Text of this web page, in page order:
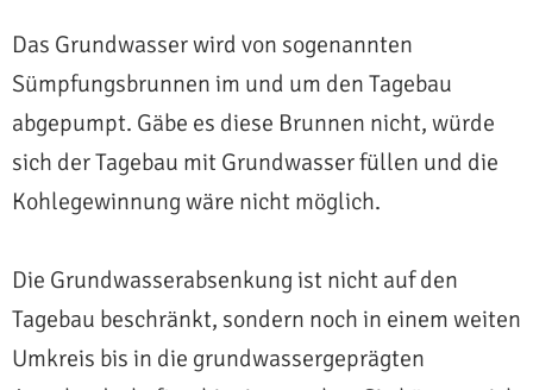
Das Grundwasser wird von sogenannten
Sümpfungsbrunnen im und um den Tagebau
abgepumpt. Gäbe es diese Brunnen nicht, würde
sich der Tagebau mit Grundwasser füllen und die
Kohlegewinnung wäre nicht möglich.
Die Grundwasserabsenkung ist nicht auf den
Tagebau beschränkt, sondern noch in einem weiten
Umkreis bis in die grundwassergeprägten